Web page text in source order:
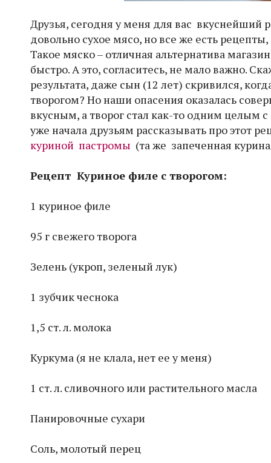
Друзья, сегодня у меня для вас вкуснейший
довольно сухое мясо, но все же есть
Такое мяско – отличная альтернатива
быстро. А это, согласитесь, не мало важно.
результата, даже сын (12 лет) скривился,
творогом? Но наши опасения оказалась
вкусным, а творог стал как-то одним целым
уже начала друзьям рассказывать про этот
куриной пастромы (та же запеченная
Рецепт Куриное филе с творогом:
1 куриное филе
95 г свежего творога
Зелень (укроп, зеленый лук)
1 зубчик чеснока
1,5 ст. л. молока
Куркума (я не клала, нет ее у меня)
1 ст. л. сливочного или растительного масла
Панировочные сухари
Соль, молотый перец